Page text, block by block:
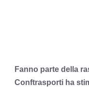
Fanno parte della
Conftrasporti ha